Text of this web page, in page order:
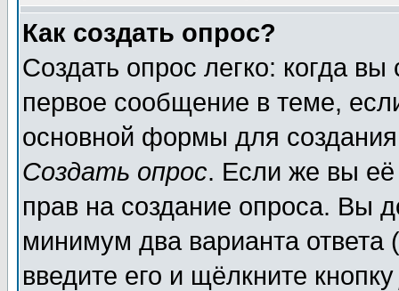
Как создать опрос?
Создать опрос легко: когда
первое сообщение в теме,
основной формы для
Создать опрос. Если же вы её
прав на создание опроса. Вы
минимум два варианта ответа
введите его и щёлкните